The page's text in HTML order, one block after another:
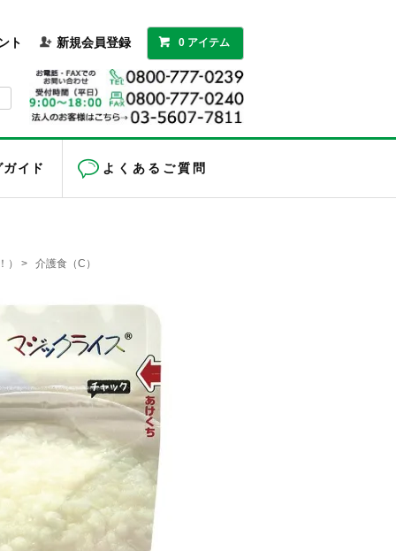
ト 新規会員登録 0 アイテム
イド よくあるご質問
） > 介護食（C）